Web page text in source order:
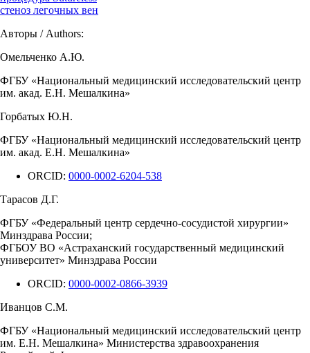
стеноз легочных вен
Авторы / Authors:
Омельченко А.Ю.
ФГБУ «Национальный медицинский исследовательский центр
им. акад. Е.Н. Мешалкина»
Горбатых Ю.Н.
ФГБУ «Национальный медицинский исследовательский центр
им. акад. Е.Н. Мешалкина»
ORCID: 0000-0002-6204-538
Тарасов Д.Г.
ФГБУ «Федеральный центр сердечно-сосудистой хирургии»
Минздрава России;
ФГБОУ ВО «Астраханский государственный медицинский
университет» Минздрава России
ORCID: 0000-0002-0866-3939
Иванцов С.М.
ФГБУ «Национальный медицинский исследовательский центр
им. Е.Н. Мешалкина» Министерства здравоохранения